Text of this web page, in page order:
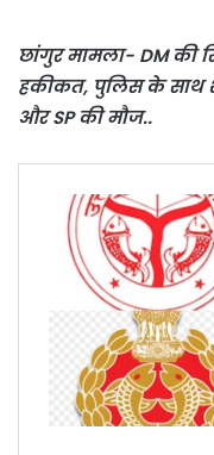
छांगुर मामला- DM की
हकीकत, पुलिस के साथ
और SP की मौज..